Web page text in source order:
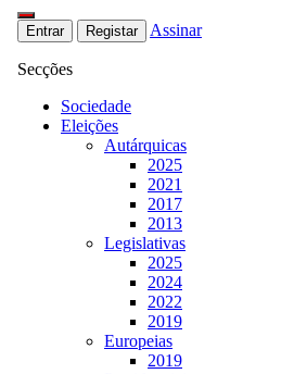
Entrar Registar Assinar
Secções
Sociedade
Eleições
Autárquicas
2025
2021
2017
2013
Legislativas
2025
2024
2022
2019
Europeias
2019